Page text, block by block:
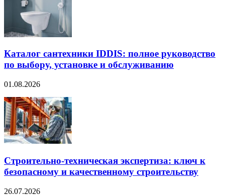
Каталог сантехники IDDIS: полное руководство
по выбору, установке и обслуживанию
01.08.2026
Строительно‑техническая экспертиза: ключ к
безопасному и качественному строительству
26.07.2026